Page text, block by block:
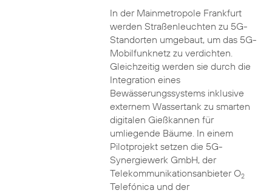
In der Mainmetropole Frankfurt
werden Straßenleuchten zu 5G-
Standorten umgebaut, um das 5G-
Mobilfunknetz zu verdichten.
Gleichzeitig werden sie durch die
Integration eines
Bewässerungssystems inklusive
externem Wassertank zu smarten
digitalen Gießkannen für
umliegende Bäume. In einem
Pilotprojekt setzen die 5G-
Synergiewerk GmbH, der
Telekommunikationsanbieter O2
Telefónica und der